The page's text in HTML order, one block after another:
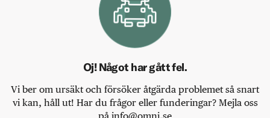
Oj! Något har gått fel.
Vi ber om ursäkt och försöker åtgärda problemet så snart
vi kan, håll ut! Har du frågor eller funderingar? Mejla oss